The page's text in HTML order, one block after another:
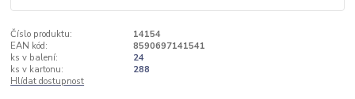
Číslo produktu:
14154
EAN kód:
8590697141541
ks v balení:
24
ks v kartonu:
288
Hlídat dostupnost